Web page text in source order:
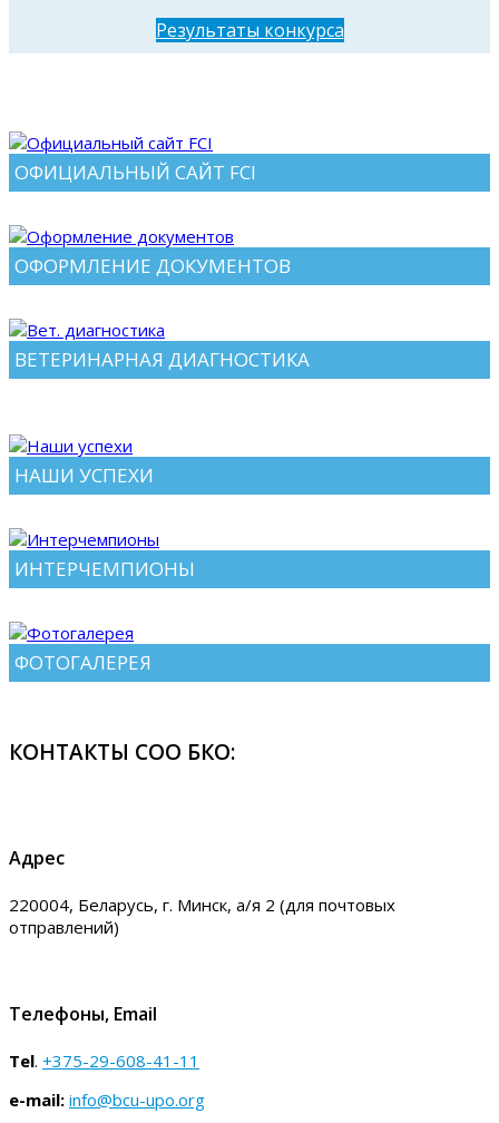
RESERVE CACIBMAYBE TOP RUSSELL
Результаты конкурса
ОФИЦИАЛЬНЫЙ САЙТ FCI
ОФОРМЛЕНИЕ ДОКУМЕНТОВ
ВЕТЕРИНАРНАЯ ДИАГНОСТИКА
НАШИ УСПЕХИ
ИНТЕРЧЕМПИОНЫ
ФОТОГАЛЕРЕЯ
КОНТАКТЫ СОО БКО:
Адрес
220004, Беларусь, г. Минск, а/я 2 (для почтовых
отправлений)
Телефоны, Email
Tel. +375-29-608-41-11
e-mail: info@bcu-upo.org